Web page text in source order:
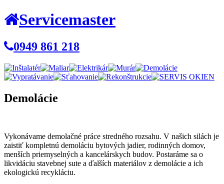
Servicemaster
0949 861 218
Demolácie
Vykonávame demolačné práce stredného rozsahu. V našich silách je
zaistiť kompletnú demoláciu bytových jadier, rodinných domov,
menších priemyselných a kancelárskych budov. Postaráme sa o
likvidáciu stavebnej sute a ďalších materiálov z demolácie a ich
ekologickú recykláciu.